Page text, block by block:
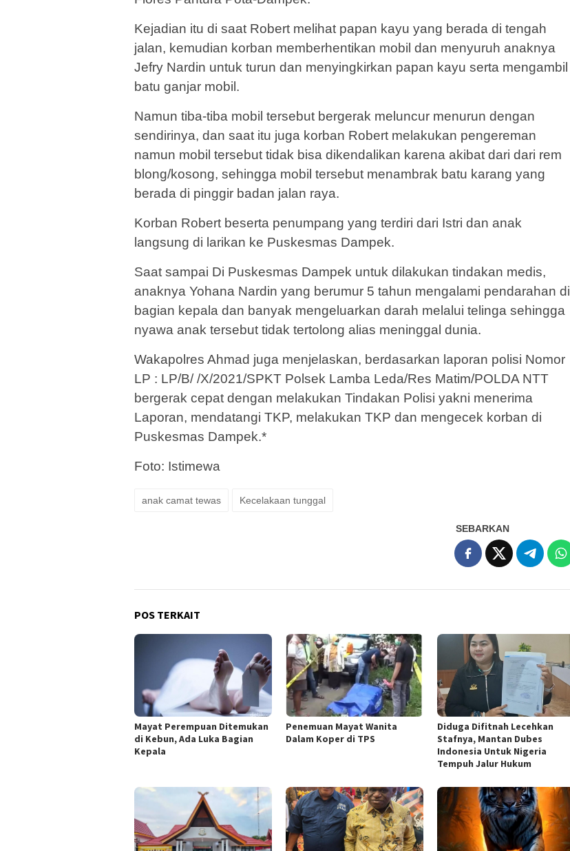
Kejadian itu di saat Robert melihat papan kayu yang berada di tengah
jalan, kemudian korban memberhentikan mobil dan menyuruh anaknya
Jefry Nardin untuk turun dan menyingkirkan papan kayu serta mengambil
batu ganjar mobil.
Namun tiba-tiba mobil tersebut bergerak meluncur menurun dengan
sendirinya, dan saat itu juga korban Robert melakukan pengereman
namun mobil tersebut tidak bisa dikendalikan karena akibat dari dari rem
blong/kosong, sehingga mobil tersebut menambrak batu karang yang
berada di pinggir badan jalan raya.
Korban Robert beserta penumpang yang terdiri dari Istri dan anak
langsung di larikan ke Puskesmas Dampek.
Saat sampai Di Puskesmas Dampek untuk dilakukan tindakan medis,
anaknya Yohana Nardin yang berumur 5 tahun mengalami pendarahan di
bagian kepala dan banyak mengeluarkan darah melalui telinga sehingga
nyawa anak tersebut tidak tertolong alias meninggal dunia.
Wakapolres Ahmad juga menjelaskan, berdasarkan laporan polisi Nomor
LP : LP/B/ /X/2021/SPKT Polsek Lamba Leda/Res Matim/POLDA NTT
bergerak cepat dengan melakukan Tindakan Polisi yakni menerima
Laporan, mendatangi TKP, melakukan TKP dan mengecek korban di
Puskesmas Dampek.*
Foto: Istimewa
anak camat tewas Kecelakaan tunggal
SEBARKAN
POS TERKAIT
Mayat Perempuan Ditemukan
di Kebun, Ada Luka Bagian
Kepala
Penemuan Mayat Wanita
Dalam Koper di TPS
Diduga Difitnah Lecehkan
Stafnya, Mantan Dubes
Indonesia Untuk Nigeria
Tempuh Jalur Hukum